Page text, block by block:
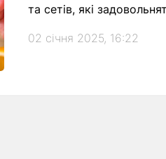
та сетів, які
02 січня 2025, 16:22